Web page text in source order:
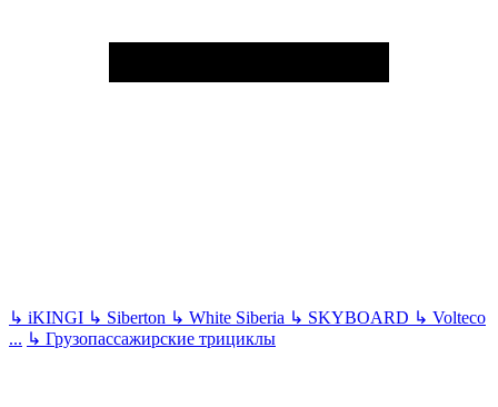
↳ iKINGI ↳ Siberton ↳ White Siberia ↳ SKYBOARD ↳ Volteco
... ↳ Грузопассажирские трициклы